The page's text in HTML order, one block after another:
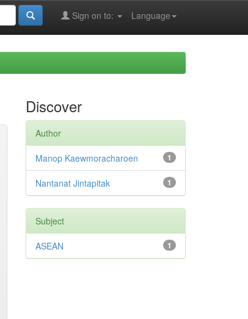
Language
Sign on to:
Discover
Author
1
Manop Kaewmoracharoen
1
Nantanat Jintapitak
Subject
1
ASEAN